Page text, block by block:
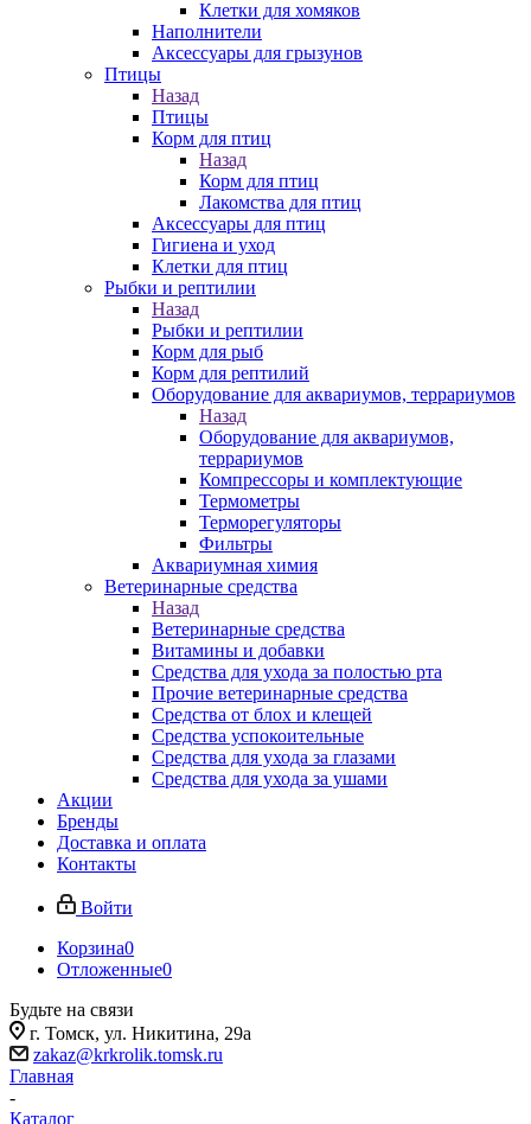
Клетки для хомяков
Наполнители
Аксессуары для грызунов
Птицы
Назад
Птицы
Корм для птиц
Назад
Корм для птиц
Лакомства для птиц
Аксессуары для птиц
Гигиена и уход
Клетки для птиц
Рыбки и рептилии
Назад
Рыбки и рептилии
Корм для рыб
Корм для рептилий
Оборудование для аквариумов, террариумов
Назад
Оборудование для аквариумов,
террариумов
Компрессоры и комплектующие
Термометры
Терморегуляторы
Фильтры
Аквариумная химия
Ветеринарные средства
Назад
Ветеринарные средства
Витамины и добавки
Средства для ухода за полостью рта
Прочие ветеринарные средства
Средства от блох и клещей
Средства успокоительные
Средства для ухода за глазами
Средства для ухода за ушами
Акции
Бренды
Доставка и оплата
Контакты
Войти
Корзина0
Отложенные0
Будьте на связи
г. Томск, ​ул. Никитина, 29а
zakaz@krkrolik.tomsk.ru
Главная
-
Каталог